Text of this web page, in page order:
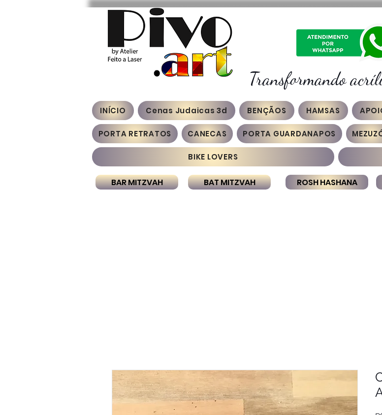
Transformando
INÍCIO Cenas Judaicas 3d BENÇÃOS HAMSAS
PORTA RETRATOS CANECAS PORTA GUARDANAPOS
BIKE LOVERS
BAR MITZVAH BAT MITZVAH ROSH HASHANA